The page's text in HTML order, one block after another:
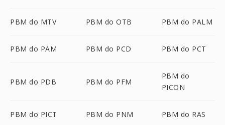
PBM do MTV PBM do OTB PBM do PALM
PBM do PAM PBM do PCD PBM do PCT
PBM do PDB PBM do PFM
PBM do
PICON
PBM do PICT PBM do PNM PBM do RAS